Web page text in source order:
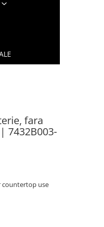
fara
7432B003-
countertop use